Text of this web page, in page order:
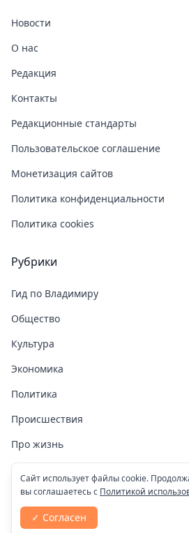
Новости
О нас
Редакция
Контакты
Редакционные стандарты
Пользовательское соглашение
Монетизация сайтов
Политика конфиденциальности
Политика cookies
Рубрики
Гид по Владимиру
Общество
Культура
Экономика
Политика
Происшествия
Про жизнь
Здоровье
COVID-19
Спорт
Сайт использует файлы cookie.
вы соглашаетесь с Политикой
✓ Согласен